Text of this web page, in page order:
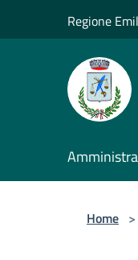
Regione
Home >